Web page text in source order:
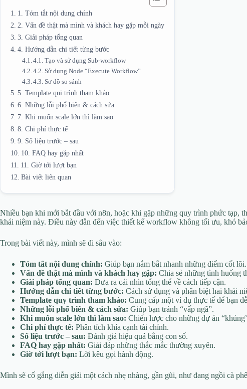
1. Tóm tắt nội dung chính
2. Vấn đề thật mà mình và khách hay gặp mỗi ngày
3. Giải pháp tổng quan
4. Hướng dẫn chi tiết từng bước
4.1. Tạo và sử dụng Sub-workflow
4.2. Sử dụng Node “Execute Workflow”
4.3. Sơ đồ so sánh
5. Template qui trình tham khảo
6. Những lỗi phổ biến & cách sửa
7. Khi muốn scale lớn thì làm sao
8. Chi phí thực tế
9. Số liệu trước – sau
10. FAQ hay gặp nhất
11. Giờ tới lượt bạn
Bài viết liên quan
Nhiều bạn khi mới bắt đầu với n8n, hoặc khi gặp những quy trình phức tạp,
khái niệm này. Điều này dẫn đến việc thiết kế workflow không tối ưu, khó
Trong bài viết này, mình sẽ đi sâu vào:
Tóm tắt nội dung chính: Giúp bạn nắm bắt nhanh những điểm cốt lõi.
Vấn đề thật mà mình và khách hay gặp: Chia sẻ những tình huống
Giải pháp tổng quan: Đưa ra cái nhìn tổng thể về cách tiếp cận.
Hướng dẫn chi tiết từng bước: Cách sử dụng và phân biệt hai khái
Template quy trình tham khảo: Cung cấp một ví dụ thực tế để bạn
Những lỗi phổ biến & cách sửa: Giúp bạn tránh “vấp ngã”.
Khi muốn scale lớn thì làm sao: Chiến lược cho những dự án
Chi phí thực tế: Phân tích khía cạnh tài chính.
Số liệu trước – sau: Đánh giá hiệu quả bằng con số.
FAQ hay gặp nhất: Giải đáp những thắc mắc thường xuyên.
Giờ tới lượt bạn: Lời kêu gọi hành động.
Mình sẽ cố gắng diễn giải một cách nhẹ nhàng, gần gũi, như đang ngồi cà